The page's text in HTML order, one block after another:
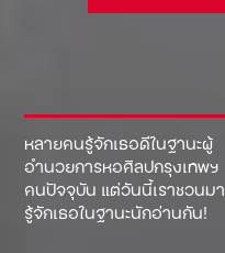
หลายคนรู้จักเธอดีในฐานะผู้
อำนวยการหอศิลปกรุงเทพฯ
คนปัจจุบัน แต่วันนี้เราชวนมา
รู้จักเธอในฐานะนักอ่านกัน!